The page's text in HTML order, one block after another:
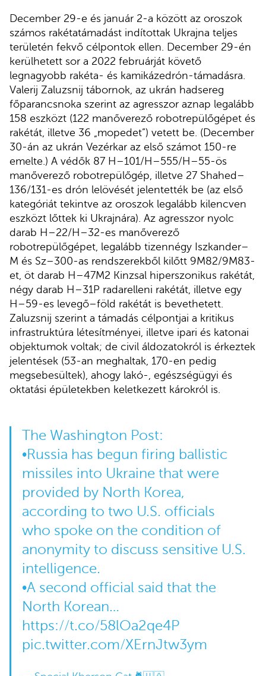
December 29-e és január 2-a között az oroszok
számos rakétatámadást indítottak Ukrajna teljes
területén fekvő célpontok ellen. December 29-én
kerülhetett sor a 2022 februárját követő
legnagyobb rakéta- és kamikázedrón-támadásra.
Valerij Zaluzsnij tábornok, az ukrán hadsereg
főparancsnoka szerint az agresszor aznap legalább
158 eszközt (122 manőverező robotrepülőgépet és
rakétát, illetve 36 „mopedet”) vetett be. (December
30-án az ukrán Vezérkar az első számot 150-re
emelte.) A védők 87 H–101/H–555/H–55-ös
manőverező robotrepülőgép, illetve 27 Shahed–
136/131-es drón lelövését jelentették be (az első
kategóriát tekintve az oroszok legalább kilencven
eszközt lőttek ki Ukrajnára). Az agresszor nyolc
darab H–22/H–32-es manőverező
robotrepülőgépet, legalább tizennégy Iszkander–
M és Sz–300-as rendszerekből kilőtt 9M82/9M83-
et, öt darab H–47M2 Kinzsal hiperszonikus rakétát,
négy darab H–31P radarelleni rakétát, illetve egy
H–59-es levegő–föld rakétát is bevethetett.
Zaluzsnij szerint a támadás célpontjai a kritikus
infrastruktúra létesítményei, illetve ipari és katonai
objektumok voltak; de civil áldozatokról is érkeztek
jelentések (53-an meghaltak, 170-en pedig
megsebesültek), ahogy lakó-, egészségügyi és
oktatási épületekben keletkezett károkról is.
The Washington Post:
•Russia has begun firing ballistic
missiles into Ukraine that were
provided by North Korea,
according to two U.S. officials
who spoke on the condition of
anonymity to discuss sensitive U.S.
intelligence.
•A second official said that the
North Korean…
https://t.co/58lOa2qe4P
pic.twitter.com/XErnJtw3ym